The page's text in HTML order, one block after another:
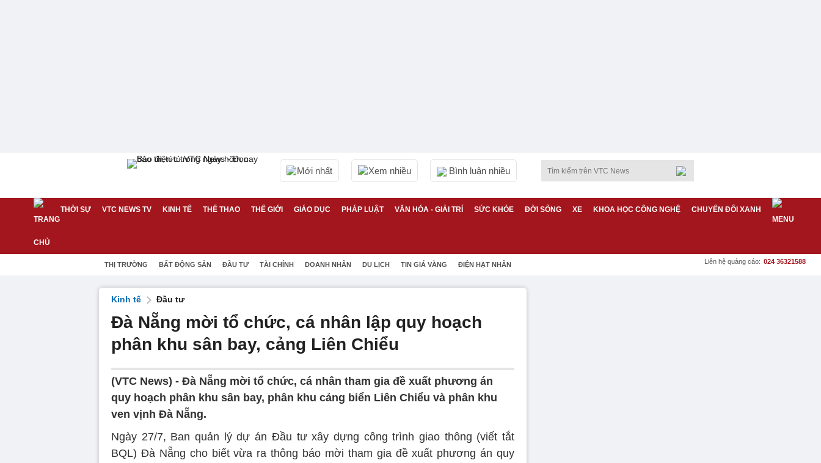
Mới nhất Xem nhiều Bình luận nhiều
THỜI SỰ VTC NEWS TV KINH TẾ THỂ THAO THẾ GIỚI GIÁO DỤC PHÁP LUẬT VĂN HÓA - GIẢI TRÍ SỨC KHỎE ĐỜI SỐNG XE KHOA HỌC CÔNG NGHỆ CHUYỂN ĐỔI XANH
THỊ TRƯỜNG BẤT ĐỘNG SẢN ĐẦU TƯ TÀI CHÍNH DOANH NHÂN DU LỊCH TIN GIÁ VÀNG ĐIỆN HẠT NHÂN Liên hệ quảng cáo: 024 36321588
Kinh tế Đầu tư
Đà Nẵng mời tổ chức, cá nhân lập quy hoạch
phân khu sân bay, cảng Liên Chiểu
(VTC News) - Đà Nẵng mời tổ chức, cá nhân tham gia đề xuất phương án
quy hoạch phân khu sân bay, phân khu cảng biển Liên Chiểu và phân khu
ven vịnh Đà Nẵng.
Ngày 27/7, Ban quản lý dự án Đầu tư xây dựng công trình giao thông (viết tắt
BQL) Đà Nẵng cho biết vừa ra thông báo mời tham gia đề xuất phương án quy